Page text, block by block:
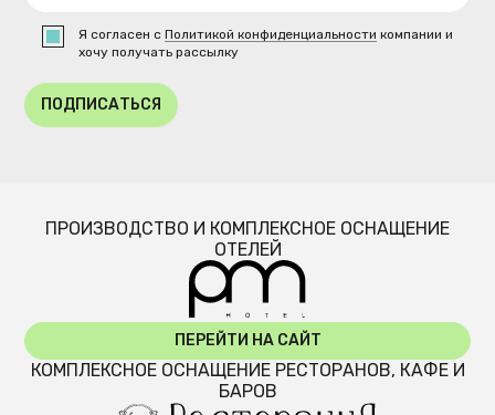
Я согласен сПолитикой конфиденциальности компании и
хочу получать рассылку
ПОДПИСАТЬСЯ
ПРОИЗВОДСТВО И КОМПЛЕКСНОЕ ОСНАЩЕНИЕ
ОТЕЛЕЙ
ПЕРЕЙТИ НА САЙТ
КОМПЛЕКСНОЕ ОСНАЩЕНИЕ РЕСТОРАНОВ, КАФЕ И
БАРОВ